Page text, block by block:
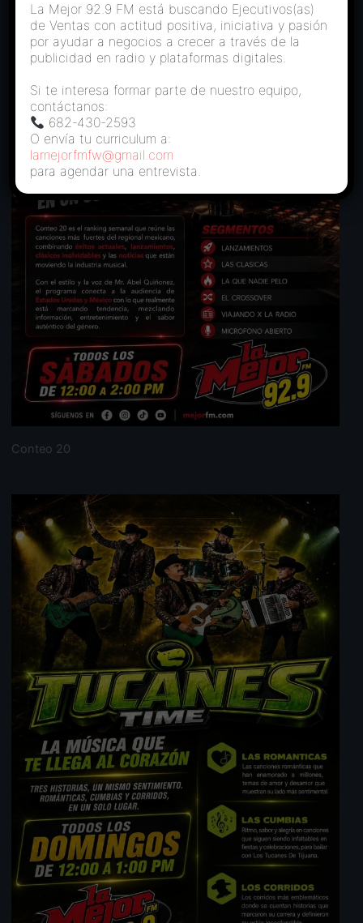
Conteo 20
La Mejor 92.9 FM está buscando Ejecutivos(as)
de Ventas con actitud positiva, iniciativa y pasión
por ayudar a negocios a crecer a través de la
publicidad en radio y plataformas digitales.
Si te interesa formar parte de nuestro equipo,
contáctanos:
682-430-2593
O envía tu curriculum a:
lamejorfmfw@gmail.com
para agendar una entrevista.